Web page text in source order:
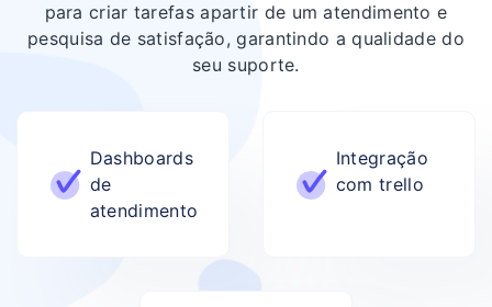
para criar tarefas apartir de um atendimento e
pesquisa de satisfação, garantindo a qualidade do
seu suporte.
Dashboards
de
atendimento
Integração
com trello